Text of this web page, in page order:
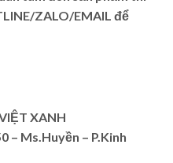
ZALO/EMAIL để
XANH
– Ms.Huyền – P.Kinh